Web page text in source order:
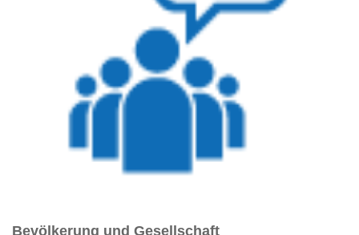
Bevölkerung und Gesellschaft